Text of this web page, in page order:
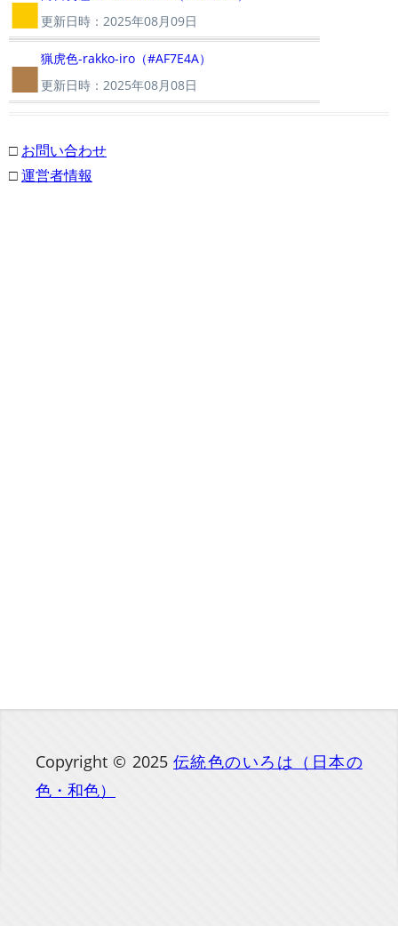
更新日時：2025年08月09日
■猟虎色-rakko-iro（#AF7E4A）
更新日時：2025年08月08日
□ お問い合わせ
□運営者情報
Copyright © 2025 伝統色のいろは（日本の
色・和色）